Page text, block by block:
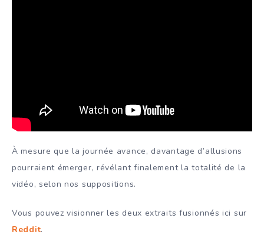
À mesure que la journée avance, davantage d’allusions
pourraient émerger, révélant finalement la totalité de la
vidéo, selon nos suppositions.
Vous pouvez visionner les deux extraits fusionnés ici sur
Reddit.